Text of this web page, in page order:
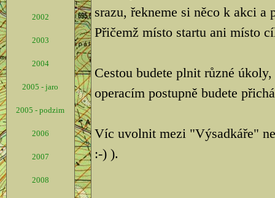
2002
2003
2004
2005 - jaro
2005 - podzim
2006
2007
2008
srazu, řekneme si něco k akci a
Přičemž místo startu ani místo
Cestou budete plnit různé
operacím postupně budete
Víc uvolnit mezi "Výsadkáře"
:-) ).